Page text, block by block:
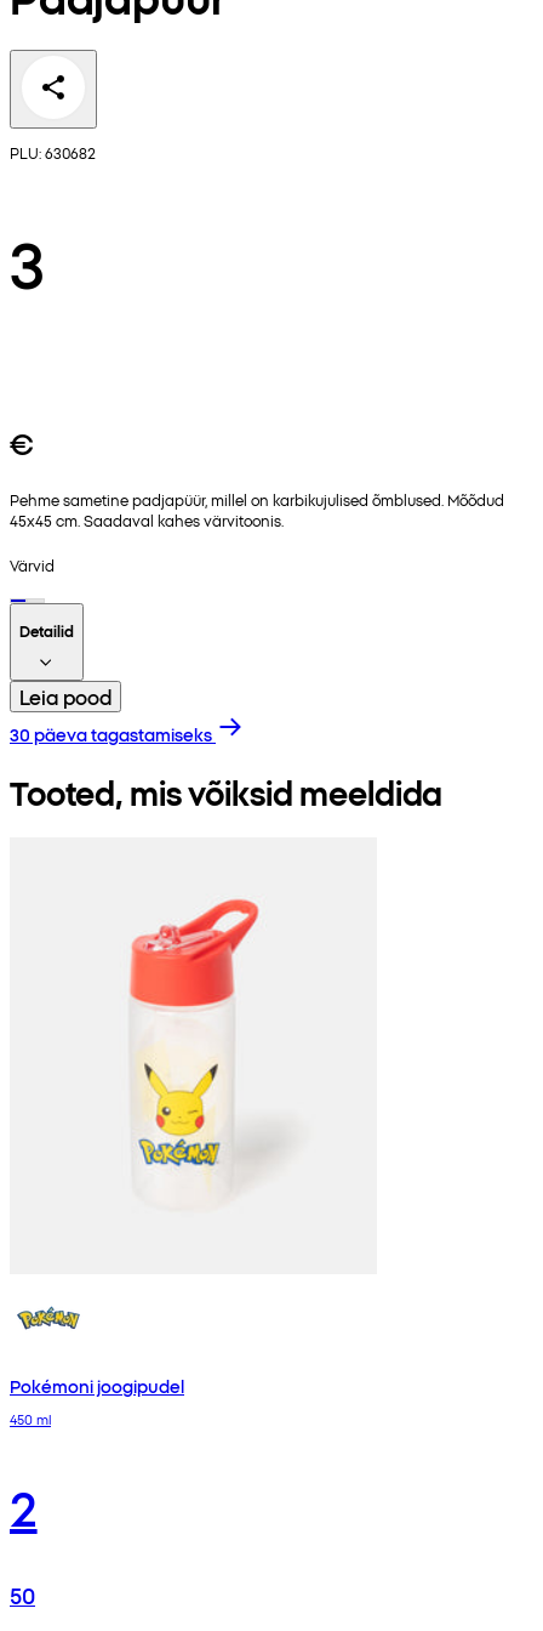
PLU: 630682
3
€
Pehme sametine padjapüür, millel on karbikujulised õmblused. Mõõdud
45x45 cm. Saadaval kahes värvitoonis.
Värvid
Detailid
Leia pood
30 päeva tagastamiseks
Tooted, mis võiksid meeldida
Pokémoni joogipudel
450 ml
2
50